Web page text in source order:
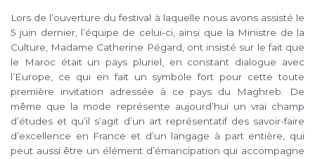
Lors de l’ouverture du festival à laquelle nous avons assisté le
5 juin dernier, l’équipe de celui-ci, ainsi que la Ministre de la
Culture, Madame Catherine Pégard, ont insisté sur le fait que
le Maroc était un pays pluriel, en constant dialogue avec
l’Europe, ce qui en fait un symbole fort pour cette toute
première invitation adressée à ce pays du Maghreb. De
même que la mode représente aujourd’hui un vrai champ
d’études et qu’il s’agit d’un art représentatif des savoir-faire
d’excellence en France et d’un langage à part entière, qui
peut aussi être un élément d’émancipation qui accompagne